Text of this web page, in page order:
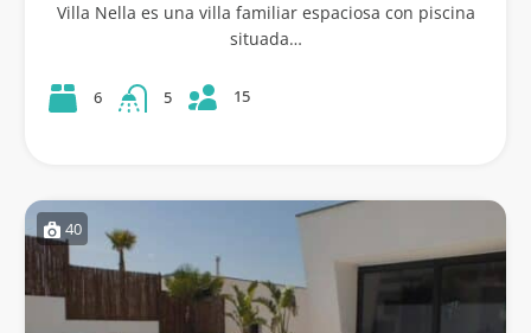
Villa Nella es una villa familiar espaciosa con piscina
situada…
6 5 15
40